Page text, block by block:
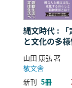
縄文時代 : 「
と文化の多
山田 康弘 著
敬文舎
新刊 5冊